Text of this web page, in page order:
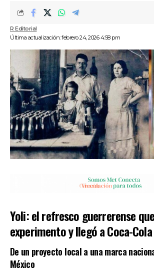
Última actualización: febrero 24, 2026 4:58 pm
R Editorial
Yoli: el refresco guerrerense
experimento y llegó a Coca-Cola
De un proyecto local a una marca
México